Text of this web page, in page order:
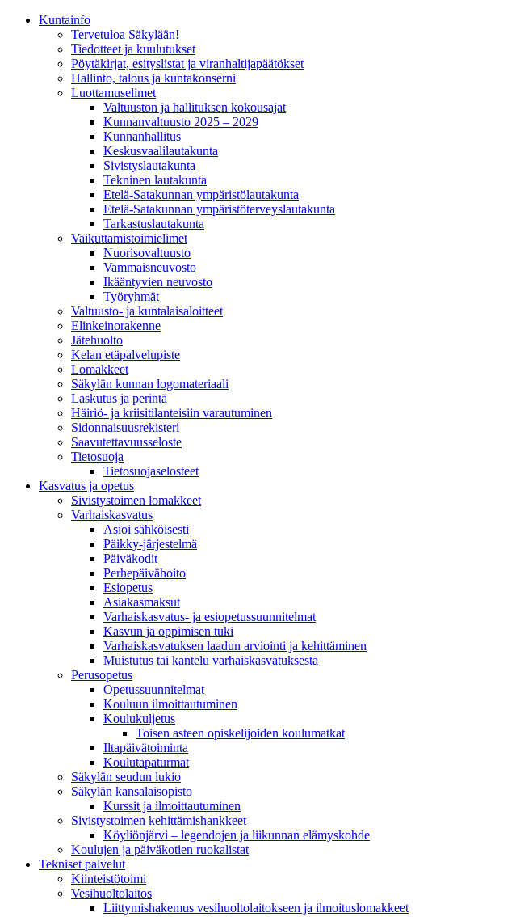
Kunta­info
Tervetuloa Säkylään!
Tiedotteet ja kuulutukset
Pöytäkirjat, esityslistat ja viranhaltijapäätökset
Hallinto, talous ja kuntakonserni
Luottamuselimet
Valtuuston ja hallituksen kokousajat
Kunnanvaltuusto 2025 – 2029
Kunnanhallitus
Keskusvaalilautakunta
Sivistyslautakunta
Tekninen lautakunta
Etelä-Satakunnan ympäristölautakunta
Etelä-Satakunnan ympäristöterveyslautakunta
Tarkastuslautakunta
Vaikuttamistoimielimet
Nuorisovaltuusto
Vammaisneuvosto
Ikääntyvien neuvosto
Työryhmät
Valtuusto- ja kuntalaisaloitteet
Elinkeinorakenne
Jätehuolto
Kelan etäpalvelupiste
Lomakkeet
Säkylän kunnan logomateriaali
Laskutus ja perintä
Häiriö- ja kriisitilanteisiin varautuminen
Sidonnaisuusrekisteri
Saavutettavuusseloste
Tietosuoja
Tietosuojaselosteet
Kasvatus ja opetus
Sivistystoimen lomakkeet
Varhaiskasvatus
Asioi sähköisesti
Päikky-järjestelmä
Päiväkodit
Perhepäivähoito
Esiopetus
Asiakasmaksut
Varhaiskasvatus- ja esiopetussuunnitelmat
Kasvun ja oppimisen tuki
Varhaiskasvatuksen laadun arviointi ja kehittäminen
Muistutus tai kantelu varhaiskasvatuksesta
Perusopetus
Opetussuunnitelmat
Kouluun ilmoittautuminen
Koulukuljetus
Toisen asteen opiskelijoiden koulumatkat
Iltapäivätoiminta
Koulutapaturmat
Säkylän seudun lukio
Säkylän kansalaisopisto
Kurssit ja ilmoittautuminen
Sivistystoimen kehittämishankkeet
Köyliönjärvi – legendojen ja liikunnan elämyskohde
Koulujen ja päiväkotien ruokalistat
Tekniset palvelut
Kiinteistötoimi
Vesihuoltolaitos
Liittymishakemus vesihuoltolaitokseen ja ilmoituslomakkeet